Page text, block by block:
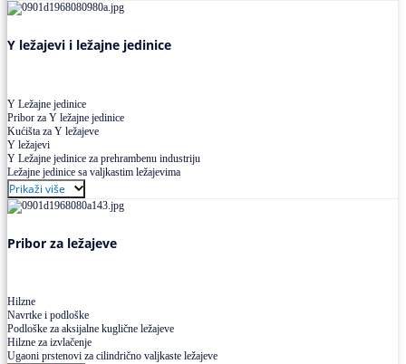
Y ležajevi i ležajne jedinice
Y Ležajne jedinice
Pribor za Y ležajne jedinice
Kućišta za Y ležajeve
Y ležajevi
Y Ležajne jedinice za prehrambenu industriju
Ležajne jedinice sa valjkastim ležajevima
Prikaži više
Pribor za ležajeve
Hilzne
Navrtke i podloške
Podloške za aksijalne kuglične ležajeve
Hilzne za izvlačenje
Ugaoni prstenovi za cilindrično valjkaste ležajeve